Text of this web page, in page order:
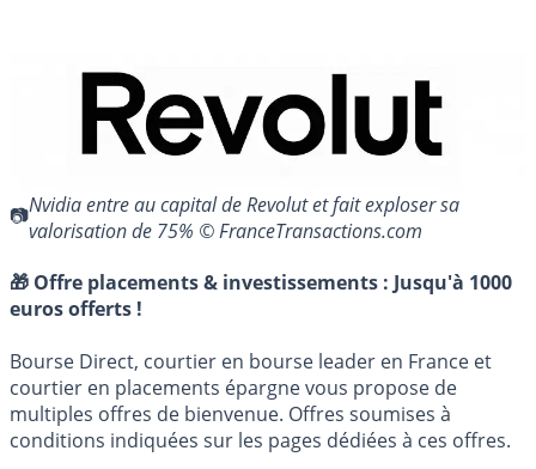
Nvidia entre au capital de Revolut et fait exploser sa
valorisation de 75% © FranceTransactions.com
🎁 Offre placements & investissements : Jusqu'à 1000
euros offerts !
Bourse Direct, courtier en bourse leader en France et
courtier en placements épargne vous propose de
multiples offres de bienvenue. Offres soumises à
conditions indiquées sur les pages dédiées à ces offres.